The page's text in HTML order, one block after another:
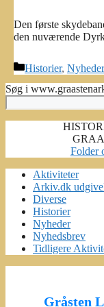
Den første
den nuværende
Kategorier
Historier, Nyheder
Søg i
Folder
Aktiviteter
Arkiv.dk
Diverse
Historier
Nyheder
Nyhedsbrev
Tidligere
Gråsten